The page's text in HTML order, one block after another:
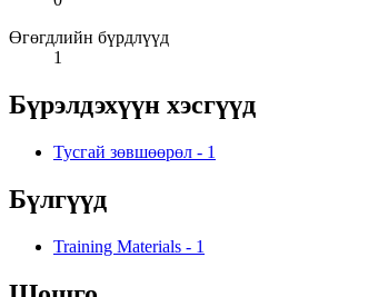
Өгөгдлийн бүрдлүүд
1
Бүрэлдэхүүн хэсгүүд
Тусгай зөвшөөрөл - 1
Бүлгүүд
Training Materials - 1